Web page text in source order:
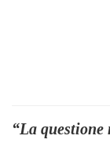
“La